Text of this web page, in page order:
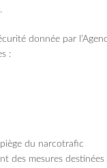
donnée par
:
du narcotrafic
des mesures